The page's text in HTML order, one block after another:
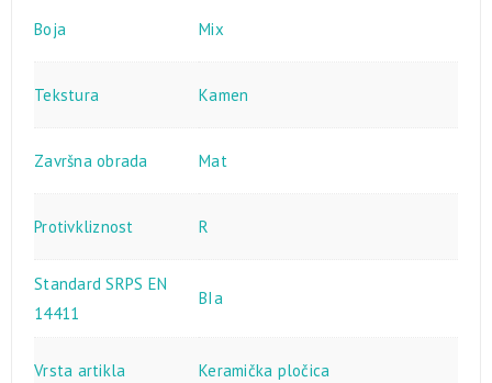
Boja Mix
Tekstura Kamen
Završna obrada Mat
Protivkliznost R
Standard SRPS EN
14411
BIa
Vrsta artikla Keramička pločica